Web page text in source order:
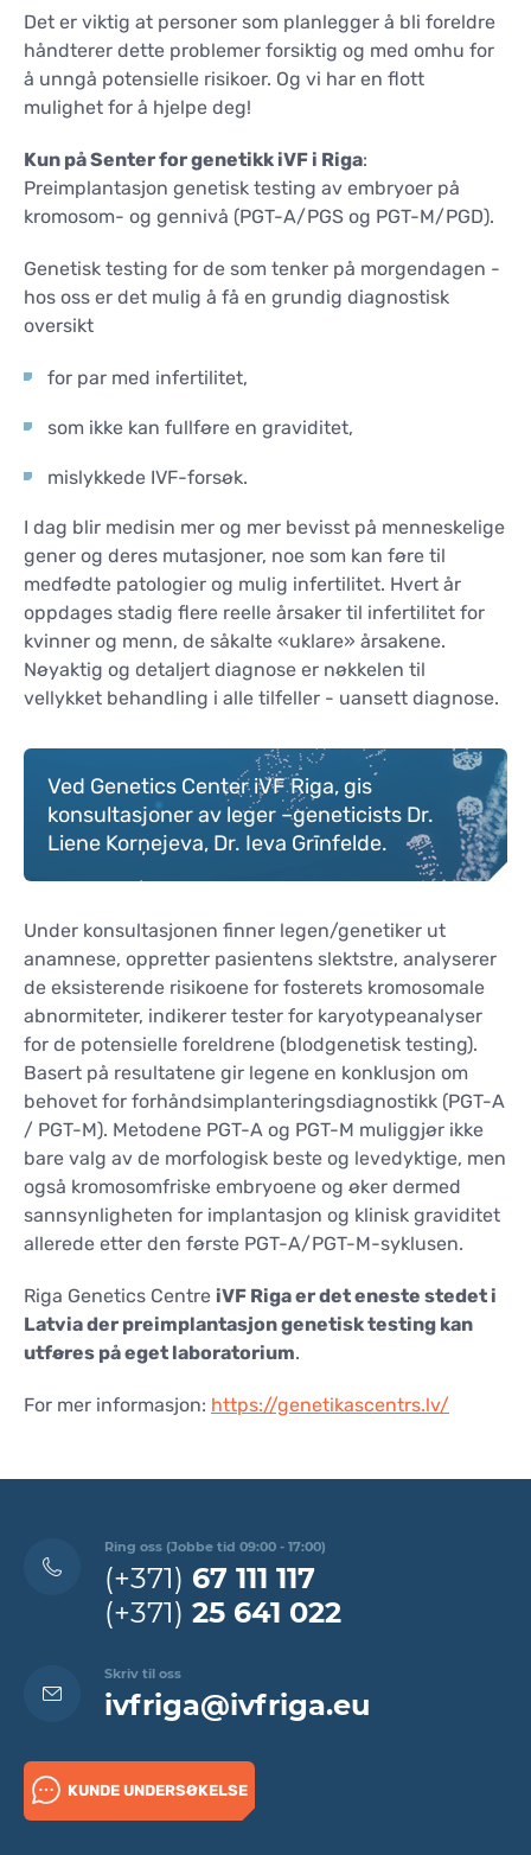
KONTAKTER
KONTAKTER
Det er viktig at personer som planlegger å bli foreldre
håndterer dette problemer forsiktig og med omhu for
å unngå potensielle risikoer. Og vi har en flott
mulighet for å hjelpe deg!
Kun på Senter for genetikk iVF i Riga:
Preimplantasjon genetisk testing av embryoer på
kromosom- og gennivå (PGT-A/PGS og PGT-M/PGD).
Genetisk testing for de som tenker på morgendagen -
hos oss er det mulig å få en grundig diagnostisk
oversikt
for par med infertilitet,
som ikke kan fullføre en graviditet,
mislykkede IVF-forsøk.
I dag blir medisin mer og mer bevisst på menneskelige
gener og deres mutasjoner, noe som kan føre til
medfødte patologier og mulig infertilitet. Hvert år
oppdages stadig flere reelle årsaker til infertilitet for
kvinner og menn, de såkalte «uklare» årsakene.
Nøyaktig og detaljert diagnose er nøkkelen til
vellykket behandling i alle tilfeller - uansett diagnose.
Ved Genetics Center iVF Riga, gis
konsultasjoner av leger –geneticists Dr.
Liene Korņejeva, Dr. Ieva Grīnfelde.
Under konsultasjonen finner legen/genetiker ut
anamnese, oppretter pasientens slektstre, analyserer
de eksisterende risikoene for fosterets kromosomale
abnormiteter, indikerer tester for karyotypeanalyser
for de potensielle foreldrene (blodgenetisk testing).
Basert på resultatene gir legene en konklusjon om
behovet for forhåndsimplanteringsdiagnostikk (PGT-A
/ PGT-M). Metodene PGT-A og PGT-M muliggjør ikke
bare valg av de morfologisk beste og levedyktige, men
også kromosomfriske embryoene og øker dermed
sannsynligheten for implantasjon og klinisk graviditet
allerede etter den første PGT-A/PGT-M-syklusen.
Riga Genetics Centre iVF Riga er det eneste stedet i
Latvia der preimplantasjon genetisk testing kan
utføres på eget laboratorium.
For mer informasjon: https://genetikascentrs.lv/
Ring oss (Jobbe tid 09:00 - 17:00)
(+371) 67 111 117
(+371) 25 641 022
Skriv til oss
ivfriga@ivfriga.eu
KUNDE UNDERSØKELSE